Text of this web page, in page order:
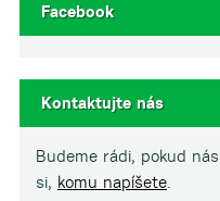
Facebook
Kontaktujte nás
Budeme rádi, pokud
si, komu napíšete.